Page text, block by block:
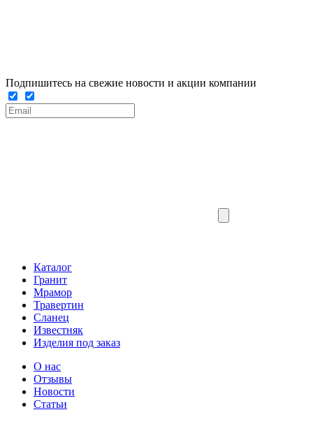
Подпишитесь на свежие новости и акции компании
Каталог
Гранит
Мрамор
Травертин
Сланец
Известняк
Изделия под заказ
О нас
Отзывы
Новости
Статьи